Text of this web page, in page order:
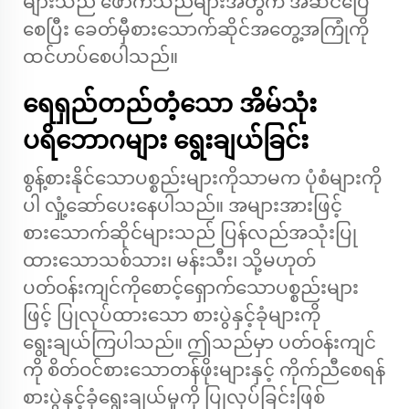
စေပြီး ခေတ်မှီစားသောက်ဆိုင်အတွေ့အကြုံကို
ထင်ဟပ်စေပါသည်။
ရေရှည်တည်တံ့သော အိမ်သုံး
ပရိဘောဂများ ရွေးချယ်ခြင်း
စွန့်စားနိုင်သောပစ္စည်းများကိုသာမက ပုံစံများကို
ပါ လှုံ့ဆော်ပေးနေပါသည်။ အများအားဖြင့်
စားသောက်ဆိုင်များသည် ပြန်လည်အသုံးပြု
ထားသောသစ်သား၊ မန်းသီး၊ သို့မဟုတ်
ပတ်ဝန်းကျင်ကိုစောင့်ရှောက်သောပစ္စည်းများ
ဖြင့် ပြုလုပ်ထားသော စားပွဲနှင့်ခုံများကို
ရွေးချယ်ကြပါသည်။ ဤသည်မှာ ပတ်ဝန်းကျင်
ကို စိတ်ဝင်စားသောတန်ဖိုးများနှင့် ကိုက်ညီစေရန်
စားပွဲနှင့်ခုံရွေးချယ်မှုကို ပြုလုပ်ခြင်းဖြစ်